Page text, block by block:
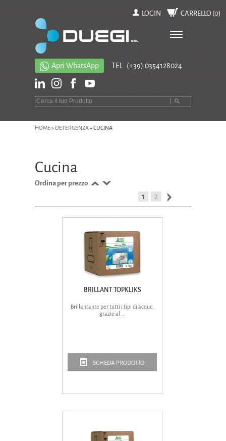
LOGIN CARRELLO (0)
Apri WhatsApp TEL. (+39) 0354128024
HOME» DETERGENZA» CUCINA
Cucina
1 2
Ordina per prezzo
BRILLANT TOPKLIKS
Brillantante per tutti i tipi di acque.
grazie al ...
SCHEDA PRODOTTO